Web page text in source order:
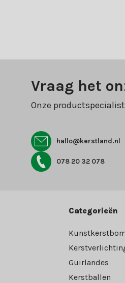
Vraag het
Onze
hallo@kerstland.nl
078 20 32 078
Categorieën
Guirlandes
Kerstballen